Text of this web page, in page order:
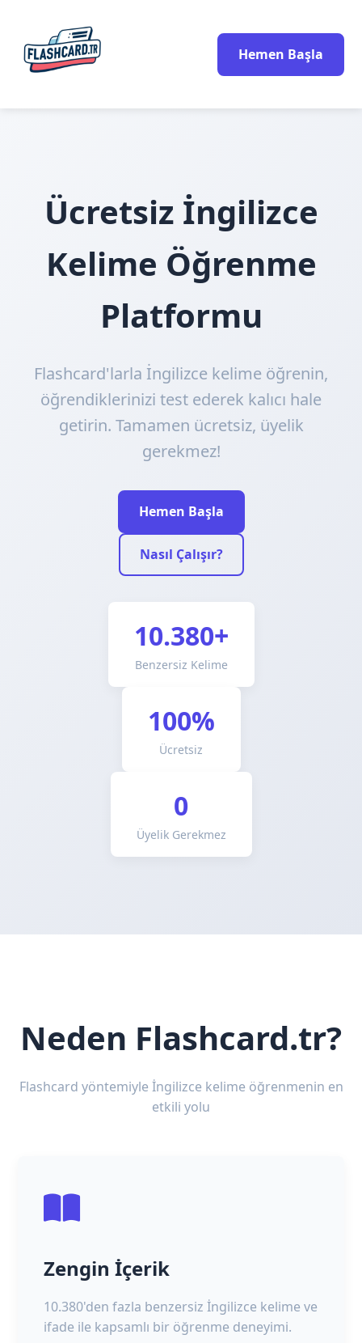
Hemen Başla
Ücretsiz İngilizce
Kelime Öğrenme
Platformu
Flashcard'larla İngilizce kelime öğrenin,
öğrendiklerinizi test ederek kalıcı hale
getirin. Tamamen ücretsiz, üyelik
gerekmez!
Hemen Başla
Nasıl Çalışır?
10.380+
Benzersiz Kelime
100%
Ücretsiz
0
Üyelik Gerekmez
Neden Flashcard.tr?
Flashcard yöntemiyle İngilizce kelime öğrenmenin en
etkili yolu
Zengin İçerik
10.380'den fazla benzersiz İngilizce kelime ve
ifade ile kapsamlı bir öğrenme deneyimi.